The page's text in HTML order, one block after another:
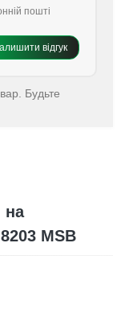
пошті
відгук
Будьте
на
MSB